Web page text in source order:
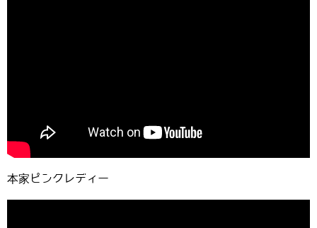
本家ピンクレディー